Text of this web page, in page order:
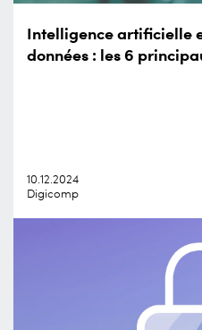
Intelligence artificielle
données : les 6
10.12.2024
Digicomp